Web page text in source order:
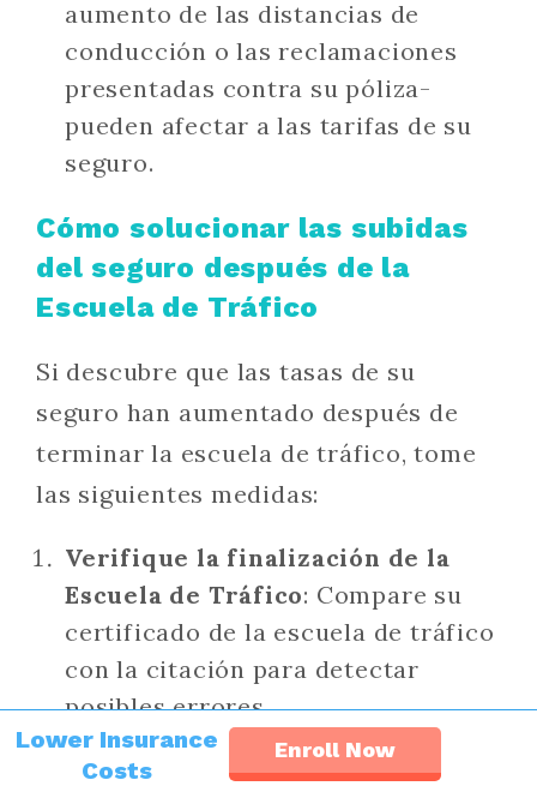
aumento de las distancias de
conducción o las reclamaciones
presentadas contra su póliza-
pueden afectar a las tarifas de su
seguro.
Cómo solucionar las subidas
del seguro después de la
Escuela de Tráfico
Si descubre que las tasas de su
seguro han aumentado después de
terminar la escuela de tráfico, tome
las siguientes medidas:
Verifique la finalización de la
Escuela de Tráfico: Compare su
certificado de la escuela de tráfico
con la citación para detectar
posibles errores.
Verifique con la Corte: Asegúrese
Lower Insurance
Costs
Enroll Now